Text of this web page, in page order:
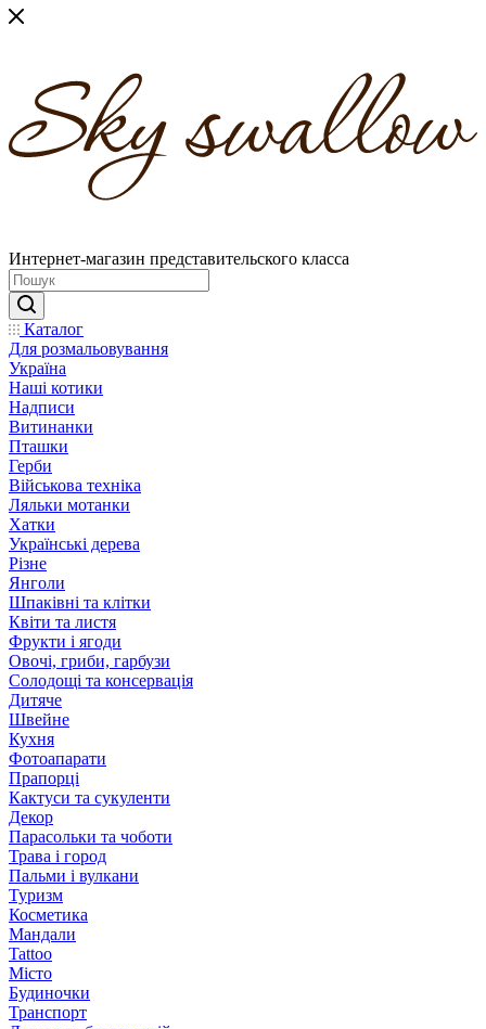
Интернет-магазин представительского класса
Каталог
Для розмальовування
Україна
Наші котики
Надписи
Витинанки
Пташки
Герби
Військова техніка
Ляльки мотанки
Хатки
Українські дерева
Різне
Янголи
Шпаківні та клітки
Квіти та листя
Фрукти і ягоди
Овочі, гриби, гарбузи
Солодощі та консервація
Дитяче
Швейне
Кухня
Фотоапарати
Прапорці
Кактуси та сукуленти
Декор
Парасольки та чоботи
Трава і город
Пальми і вулкани
Туризм
Косметика
Мандали
Tattoo
Місто
Будиночки
Транспорт